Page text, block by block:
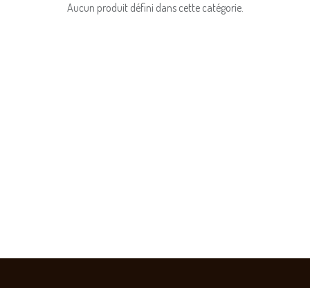
Aucun produit défini dans cette catégorie.